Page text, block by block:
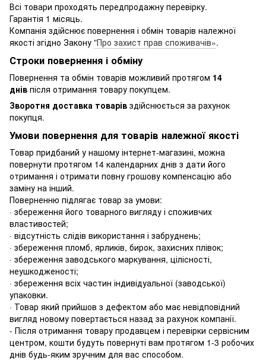
Всі товари проходять передпродажну перевірку.
Гарантія 1 місяць.
Компанія здійснює повернення і обмін товарів належної
якості згідно Закону "Про захист прав споживачів».
Строки повернення і обміну
Повернення та обмін товарів можливий протягом 14
днів після отримання товару покупцем.
Зворотня доставка товарів здійснюється за рахунок
покупця.
Умови повернення для товарів належної якості
Товар придбаний у нашому інтернет-магазині, можна
повернути протягом 14 календарних днів з дати його
отримання і отримати повну грошову компенсацію або
заміну на інший.
Поверненню підлягає товар за умови:
· збереження його товарного вигляду і споживчих
властивостей;
· відсутність слідів використання і забруднень;
· збереження пломб, ярликів, бирок, захисних плівок;
· збереження заводського маркування, цілісності,
неушкодженості;
· збереження всіх частин індивідуальної (заводської)
упаковки.
· Товар який прийшов з дефектом або має невідповідний
вигляд новому повертається назад за рахунок компанії.
- Після отримання товару продавцем і перевірки сервісним
центром, кошти будуть повернуті вам протягом 1-3 робочих
днів будь-яким зручним для вас способом.